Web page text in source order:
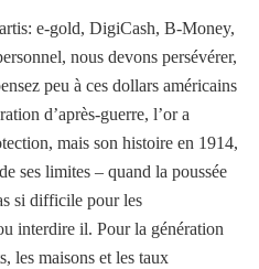
e-gold, DigiCash, B-Money,
nous devons persévérer,
peu à ces dollars américains
d’après-guerre, l’or a
mais son histoire en 1914,
ses limites – quand la poussée
si difficile pour les
interdire il. Pour la génération
les maisons et les taux